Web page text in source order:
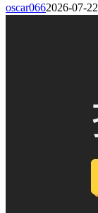
oscar0662026-07-22